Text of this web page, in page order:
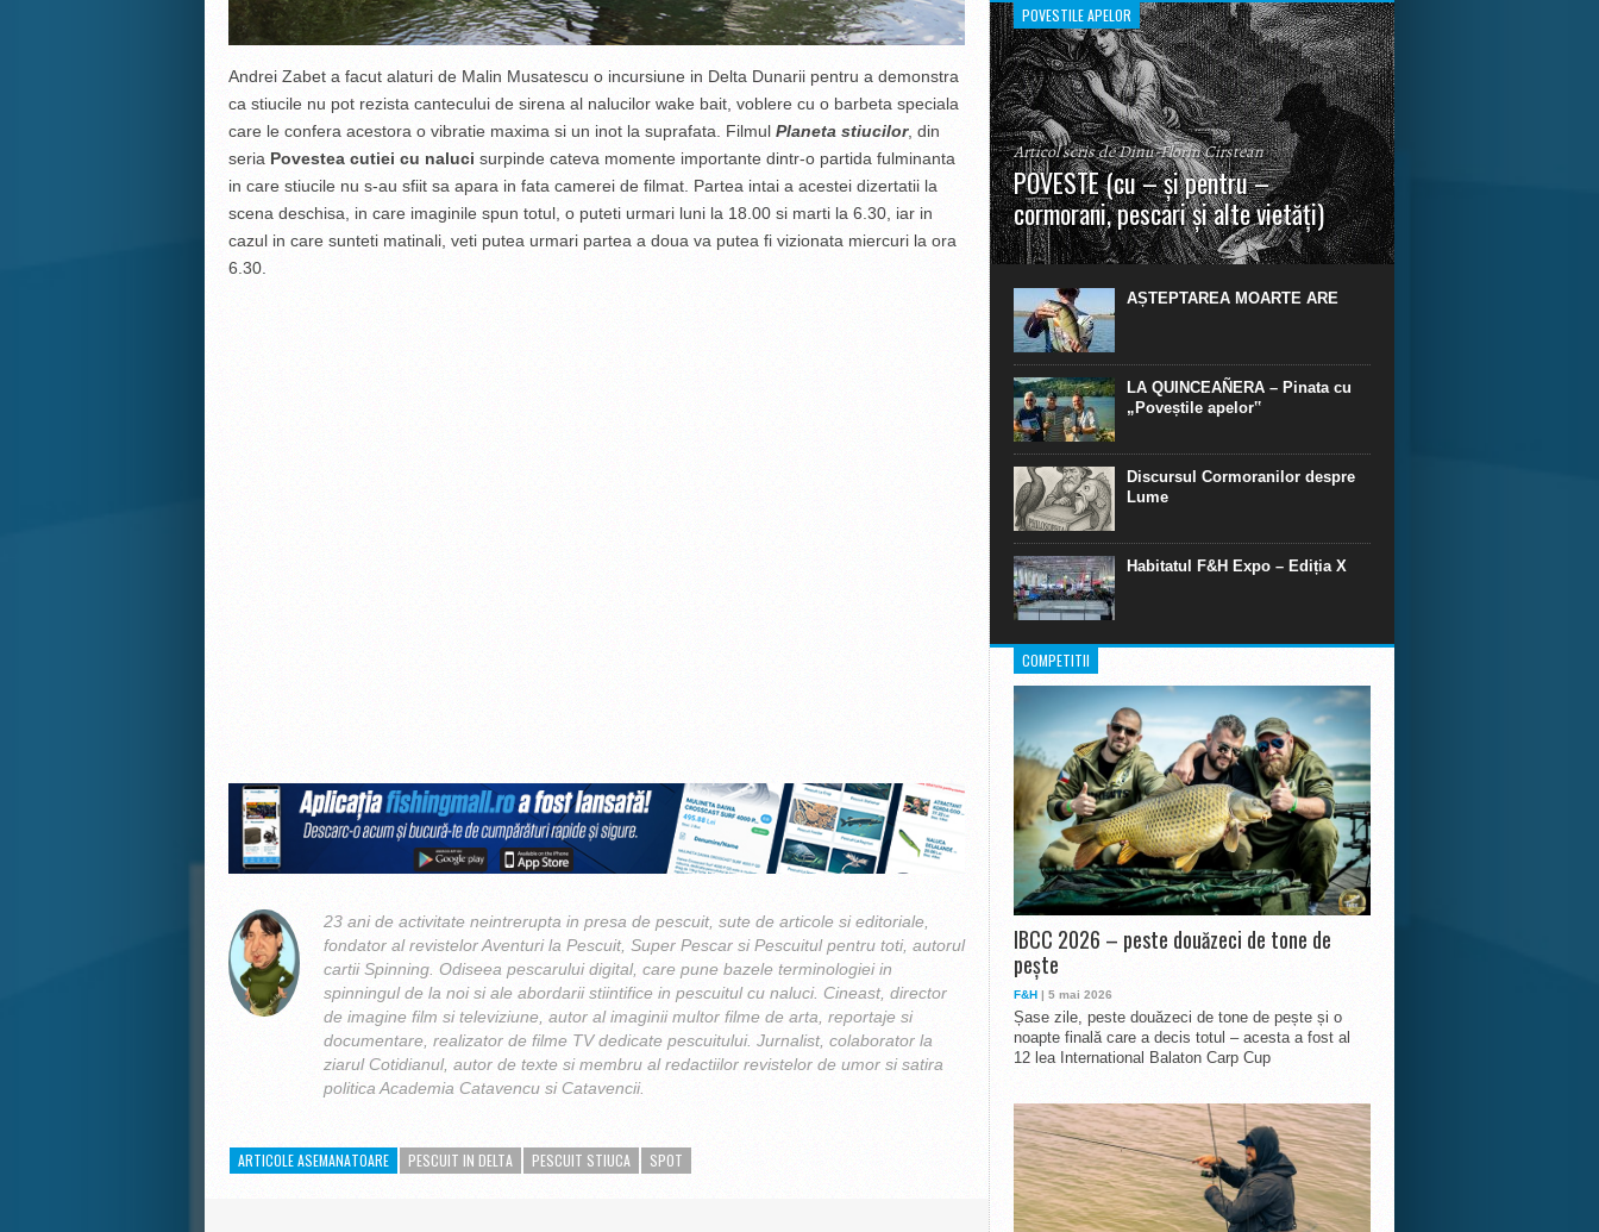
Andrei Zabet a facut alaturi de Malin Musatescu o incursiune in Delta Dunarii pentru a demonstra
ca stiucile nu pot rezista cantecului de sirena al nalucilor wake bait, voblere cu o barbeta speciala
care le confera acestora o vibratie maxima si un inot la suprafata. Filmul Planeta stiucilor, din
seria Povestea cutiei cu naluci surpinde cateva momente importante dintr-o partida fulminanta
in care stiucile nu s-au sfiit sa apara in fata camerei de filmat. Partea intai a acestei dizertatii la
scena deschisa, in care imaginile spun totul, o puteti urmari luni la 18.00 si marti la 6.30, iar in
cazul in care sunteti matinali, veti putea urmari partea a doua va putea fi vizionata miercuri la ora
6.30.
23 ani de activitate neintrerupta in presa de pescuit, sute de articole si editoriale,
fondator al revistelor Aventuri la Pescuit, Super Pescar si Pescuitul pentru toti, autorul
cartii Spinning. Odiseea pescarului digital, care pune bazele terminologiei in
spinningul de la noi si ale abordarii stiintifice in pescuitul cu naluci. Cineast, director
de imagine film si televiziune, autor al imaginii multor filme de arta, reportaje si
documentare, realizator de filme TV dedicate pescuitului. Jurnalist, colaborator la
ziarul Cotidianul, autor de texte si membru al redactiilor revistelor de umor si satira
politica Academia Catavencu si Catavencii.
ARTICOLE ASEMANATOARE PESCUIT IN DELTA PESCUIT STIUCA SPOT
POVESTILE APELOR
Articol scris de Dinu-Florin Cirstean
POVESTE (cu – și pentru –
cormorani, pescari și alte vietăți)
”La urma urmei, cred că legendele și miturile sunt
în mare parte făcute din „adevăr”.“ R. R. Tolkien.
AȘTEPTAREA MOARTE ARE
LA QUINCEAÑERA – Pinata cu
„Poveștile apelor‟
Discursul Cormoranilor despre
Lume
Habitatul F&H Expo – Ediția X
COMPETITII
IBCC 2026 – peste douăzeci de tone de
pește
F&H | 5 mai 2026
Șase zile, peste douăzeci de tone de pește și o
noapte finală care a decis totul – acesta a fost al
12 lea International Balaton Carp Cup